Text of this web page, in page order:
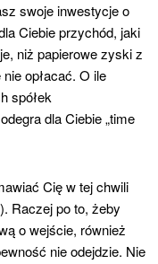
swoje inwestycje o
Ciebie przychód, jaki
niż papierowe zyski z
opłacać. O ile
spółek
dla Ciebie „time
Cię w tej chwili
Raczej po to, żeby
o wejście, również
nie odejdzie. Nie